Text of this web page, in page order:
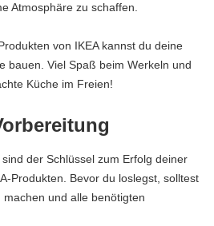
Atmosphäre zu schaffen.
von IKEA kannst du deine
bauen. Viel Spaß beim Werkeln und
Küche im Freien!
der Schlüssel zum Erfolg deiner
Produkten. Bevor du loslegst, solltest
und alle benötigten